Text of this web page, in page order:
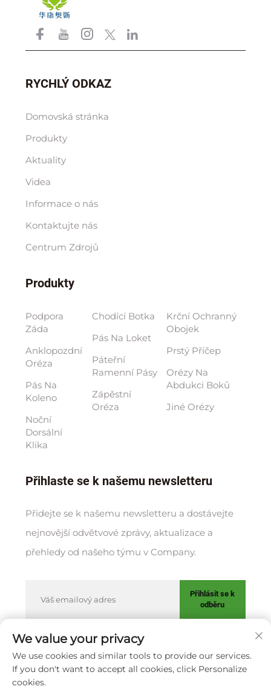
RYCHLÝ ODKAZ
Domovská stránka
Produkty
Aktuality
Videa
Informace o nás
Kontaktujte nás
Centrum Zdrojů
Produkty
Podpora
Záda
Anklopozdní
Oréza
Pás Na
Koleno
Noční
Dorsální
Klika
Chodící Botka
Pás Na Loket
Páteřní
Ramenní Pásy
Zápěstní
Oréza
Krční Ochranný
Obojek
Prstý Příčep
Orézy Na
Abdukci Boků
Jiné Orézy
Přihlaste se k našemu newsletteru
Přidejte se k našemu newsletteru a dostávejte
nejnovější odvětvové zprávy, aktualizace a
přehledy od našeho týmu v Company.
Přihlásit se k
odběru
Copyright © XIAMEN HUAKANG ORTHOPEDIC CO., LTD.
Zásady ochrany soukromí
We value your privacy
We use cookies and similar tools to provide our services.
If you don't want to accept all cookies, click Personalize
cookies.